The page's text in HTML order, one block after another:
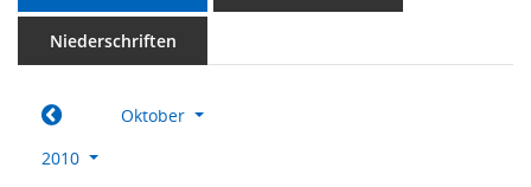
Niederschriften
Oktober
2010